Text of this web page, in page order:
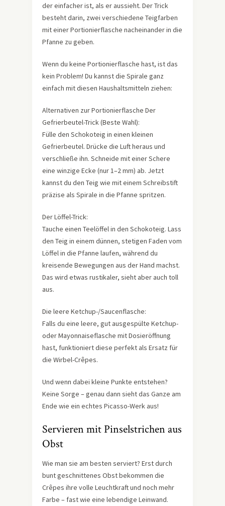
der einfacher ist, als er aussieht. Der Trick
besteht darin, zwei verschiedene Teigfarben
mit einer Portionierflasche nacheinander in die
Pfanne zu geben.
Wenn du keine Portionierflasche hast, ist das
kein Problem! Du kannst die Spirale ganz
einfach mit diesen Haushaltsmitteln ziehen:
Alternativen zur Portionierflasche Der
Gefrierbeutel-Trick (Beste Wahl):
Fülle den Schokoteig in einen kleinen
Gefrierbeutel. Drücke die Luft heraus und
verschließe ihn. Schneide mit einer Schere
eine winzige Ecke (nur 1–2 mm) ab. Jetzt
kannst du den Teig wie mit einem Schreibstift
präzise als Spirale in die Pfanne spritzen.
Der Löffel-Trick:
Tauche einen Teelöffel in den Schokoteig. Lass
den Teig in einem dünnen, stetigen Faden vom
Löffel in die Pfanne laufen, während du
kreisende Bewegungen aus der Hand machst.
Das wird etwas rustikaler, sieht aber auch toll
aus.
Die leere Ketchup-/Saucenflasche:
Falls du eine leere, gut ausgespülte Ketchup-
oder Mayonnaiseflasche mit Dosieröffnung
hast, funktioniert diese perfekt als Ersatz für
die Wirbel-Crêpes.
Und wenn dabei kleine Punkte entstehen?
Keine Sorge – genau dann sieht das Ganze am
Ende wie ein echtes Picasso-Werk aus!
Servieren mit Pinselstrichen aus
Obst
Wie man sie am besten serviert? Erst durch
bunt geschnittenes Obst bekommen die
Crêpes ihre volle Leuchtkraft und noch mehr
Farbe – fast wie eine lebendige Leinwand.